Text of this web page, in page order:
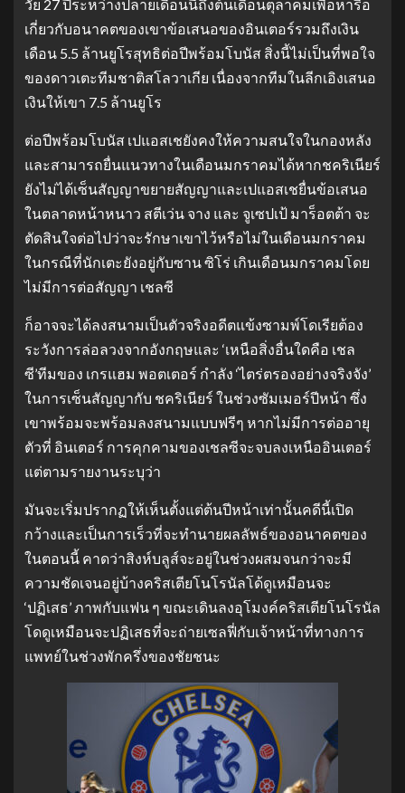
วัย 27 ปีระหว่างปลายเดือนนี้ถึงต้นเดือนตุลาคมเพื่อหารือ
เกี่ยวกับอนาคตของเขาข้อเสนอของอินเตอร์รวมถึงเงิน
เดือน 5.5 ล้านยูโรสุทธิต่อปีพร้อมโบนัส สิ่งนี้ไม่เป็นที่พอใจ
ของดาวเตะทีมชาติสโลวาเกีย เนื่องจากทีมในลีกเอิงเสนอ
เงินให้เขา 7.5 ล้านยูโร
ต่อปีพร้อมโบนัส เปแอสเชยังคงให้ความสนใจในกองหลัง
และสามารถยื่นแนวทางในเดือนมกราคมได้หากชคริเนียร์
ยังไม่ได้เซ็นสัญญาขยายสัญญาและเปแอสเชยื่นข้อเสนอ
ในตลาดหน้าหนาว สตีเว่น จาง และ จูเซปเป้ มาร็อตต้า จะ
ตัดสินใจต่อไปว่าจะรักษาเขาไว้หรือไม่ในเดือนมกราคม
ในกรณีที่นักเตะยังอยู่กับซาน ซิโร่ เกินเดือนมกราคมโดย
ไม่มีการต่อสัญญา เชลซี
ก็อาจจะได้ลงสนามเป็นตัวจริงอดีตแข้งซามพ์โดเรียต้อง
ระวังการล่อลวงจากอังกฤษและ ‘เหนือสิ่งอื่นใดคือ เชล
ซี’ทีมของ เกรแฮม พอตเตอร์ กําลัง ‘ไตร่ตรองอย่างจริงจัง’
ในการเซ็นสัญญากับ ชคริเนียร์ ในช่วงซัมเมอร์ปีหน้า ซึ่ง
เขาพร้อมจะพร้อมลงสนามแบบฟรีๆ หากไม่มีการต่ออายุ
ตัวที่ อินเตอร์ การคุกคามของเชลซีจะจบลงเหนืออินเตอร์
แต่ตามรายงานระบุว่า
มันจะเริ่มปรากฏให้เห็นตั้งแต่ต้นปีหน้าเท่านั้นคดีนี้เปิด
กว้างและเป็นการเร็วที่จะทํานายผลลัพธ์ของอนาคตของ
ในตอนนี้ คาดว่าสิงห์บลูส์จะอยู่ในช่วงผสมจนกว่าจะมี
ความชัดเจนอยู่บ้างคริสเตียโนโรนัลโด้ดูเหมือนจะ
‘ปฏิเสธ’ ภาพกับแฟน ๆ ขณะเดินลงอุโมงค์คริสเตียโนโรนัล
โดดูเหมือนจะปฏิเสธที่จะถ่ายเซลฟี่กับเจ้าหน้าที่ทางการ
แพทย์ในช่วงพักครึ่งของชัยชนะ